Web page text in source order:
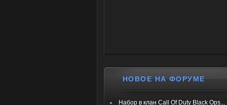
НОВОЕ НА ФОРУМЕ
Набор в клан Call Of Duty Black Ops...